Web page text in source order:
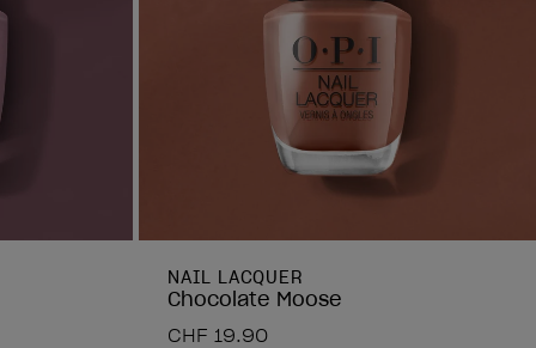
NAIL LACQUER
Chocolate Moose
CHF 19.90